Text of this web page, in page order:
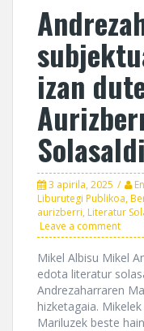
izan
3 apirila, 2025
Liburutegi Publikoa,
aurizberri,Literatur
Leave a comment
Mikel Albisu Mikel
edota literatur
Andrezaharraren
hizketagaia.
Mariluzek beste